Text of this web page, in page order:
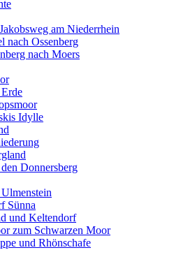
am Niederrhein
nach Ossenberg
nach Moers
Idylle
Donnersberg
Sünna
und Keltendorf
zum Schwarzen Moor
und Rhönschafe